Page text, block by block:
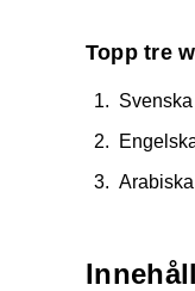
Topp tre